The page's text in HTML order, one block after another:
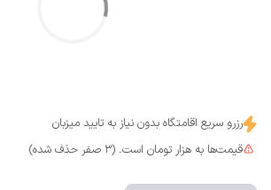
رزرو سریع اقامتگاه بدون نیاز به تایید میزبان
قیمت‌ها به هزار تومان است. (3 صفر حذف شده)